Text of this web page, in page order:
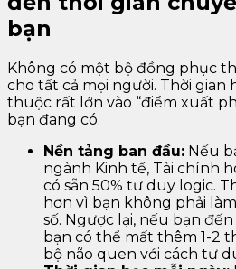
bạn
Không có một bộ đồng phục
cho tất cả mọi người. Thời gian
thuộc rất lớn vào “điểm xuất
bạn đang có.
Nền tảng ban đầu: Nếu
ngành Kinh tế, Tài chính
có sẵn 50% tư duy logic.
hơn vì bạn không phải
số. Ngược lại, nếu bạn
bạn có thể mất thêm 1-2
bộ não quen với cách tư